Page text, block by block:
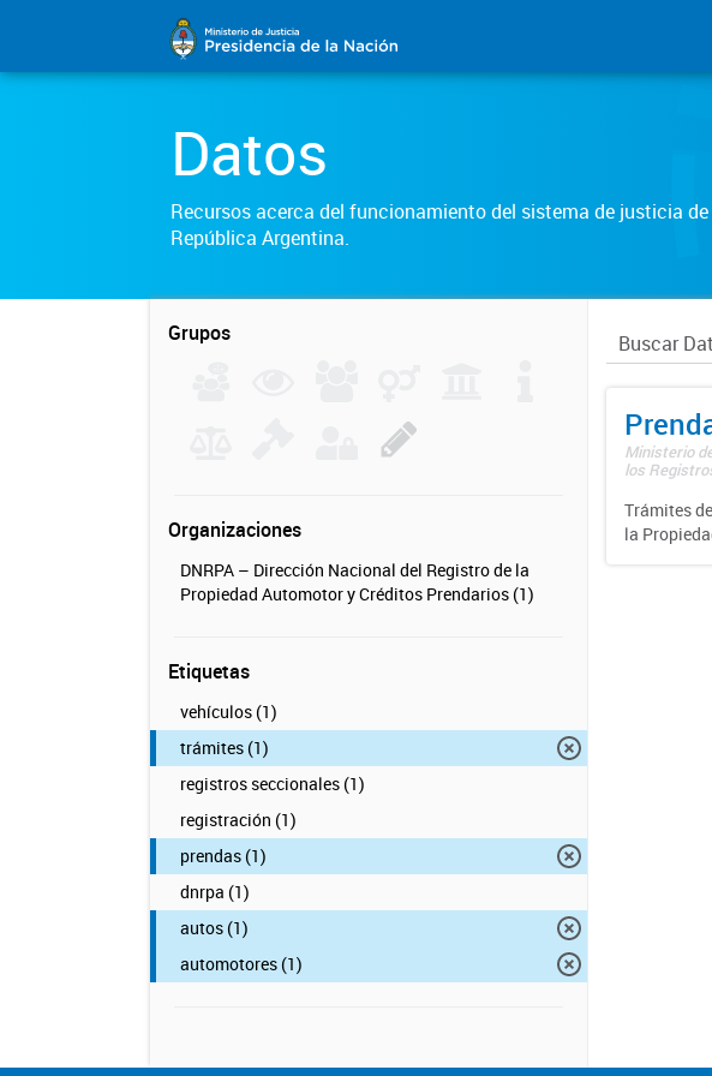
Datos
Recursos acerca del funcionamiento del sistema de justicia de
República Argentina.
Grupos
Organizaciones
DNRPA – Dirección Nacional del Registro de la
Propiedad Automotor y Créditos Prendarios (1)
Etiquetas
vehículos (1)
trámites (1)
registros seccionales (1)
registración (1)
prendas (1)
dnrpa (1)
autos (1)
automotores (1)
Ministerio
los
Trámites
la